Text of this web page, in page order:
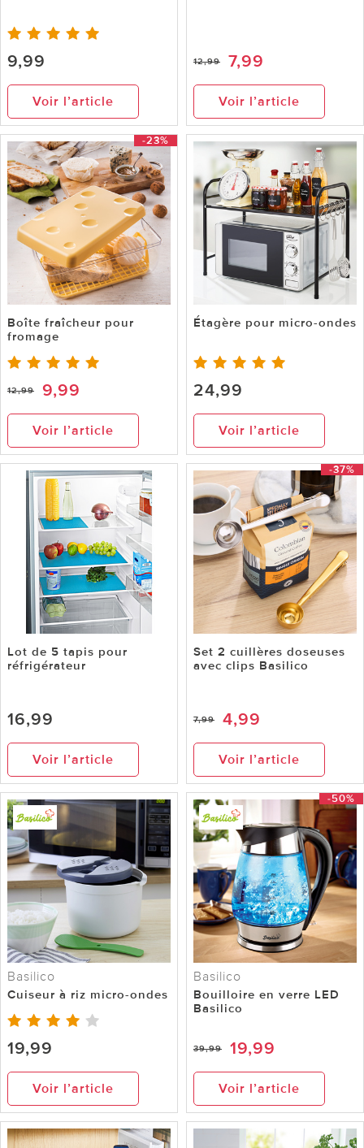
9,99
Voir l’article
12,99 7,99
Voir l’article
-23%
Boîte fraîcheur pour
fromage
12,99 9,99
Voir l’article
Étagère pour micro-ondes
24,99
Voir l’article
Lot de 5 tapis pour
réfrigérateur
16,99
Voir l’article
-37%
Set 2 cuillères doseuses
avec clips Basilico
7,99 4,99
Voir l’article
Basilico
Cuiseur à riz micro-ondes
19,99
Voir l’article
-50%
Basilico
Bouilloire en verre LED
Basilico
39,99 19,99
Voir l’article